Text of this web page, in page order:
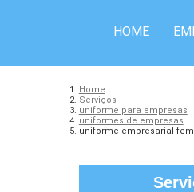
HOME
Home
Serviços
uniforme para empresas
uniformes de empresas
uniforme empresarial